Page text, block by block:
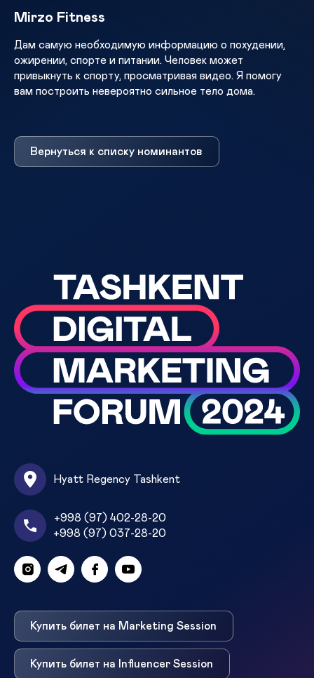
Mirzo Fitness
Дам самую необходимую информацию о похудении,
ожирении, спорте и питании. Человек может
привыкнуть к спорту, просматривая видео. Я помогу
вам построить невероятно сильное тело дома.
Вернуться к списку номинантов
Hyatt Regency Tashkent
+998 (97) 402-28-20
+998 (97) 037-28-20
Купить билет на Marketing Session
Купить билет на Influencer Session